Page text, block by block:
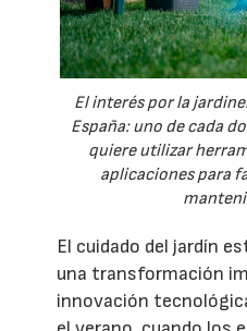
El interés por la
España: uno de cada
quiere utilizar
aplicaciones para
El cuidado del jardín
una transformación
innovación